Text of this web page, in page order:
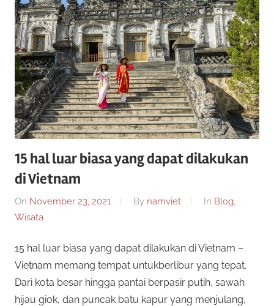
l
i
n
e
R
e
s
m
i
D
n
b
a
n
y
a
k
j
e
n
s
p
e
y
e
d
i
15 hal luar biasa yang dapat dilakukan
di Vietnam
On November 23, 2021 By namviet In Blog,
Wisata
15 hal luar biasa yang dapat dilakukan di Vietnam –
Vietnam memang tempat untukberlibur yang tepat.
Dari kota besar hingga pantai berpasir putih, sawah
hijau giok, dan puncak batu kapur yang menjulang,